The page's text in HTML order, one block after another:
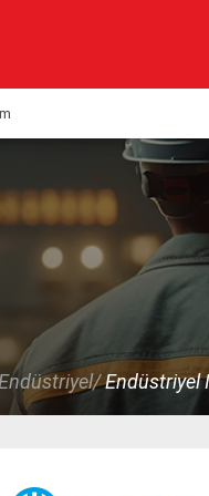
Endüstriyel
Ürünlerimiz
Haberler
Çözümlerimiz
KVK
Multimedya